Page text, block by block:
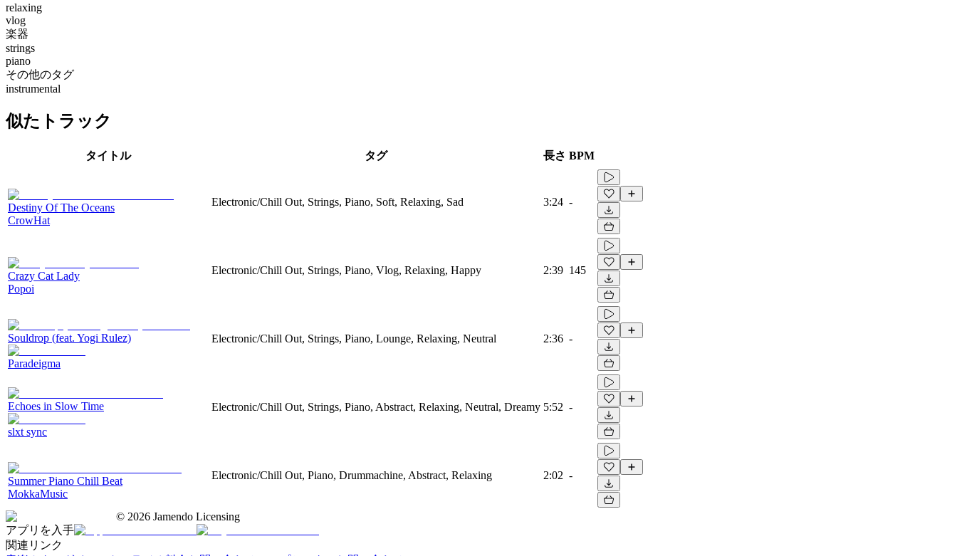
relaxing
vlog
楽器
strings
piano
その他のタグ
instrumental
似たトラック
タイトル タグ 長さ BPM
Destiny Of The Oceans
CrowHat
Electronic/Chill Out, Strings, Piano, Soft, Relaxing, Sad 3:24 -
Crazy Cat Lady
Popoi
Electronic/Chill Out, Strings, Piano, Vlog, Relaxing, Happy 2:39 145
Souldrop (feat. Yogi Rulez)
Paradeigma
Electronic/Chill Out, Strings, Piano, Lounge, Relaxing, Neutral 2:36 -
Echoes in Slow Time
slxt sync
Electronic/Chill Out, Strings, Piano, Abstract, Relaxing, Neutral, Dreamy 5:52 -
Summer Piano Chill Beat
MokkaMusic
Electronic/Chill Out, Piano, Drummachine, Abstract, Relaxing 2:02 -
© 2026 Jamendo Licensing
アプリを入手
関連リンク